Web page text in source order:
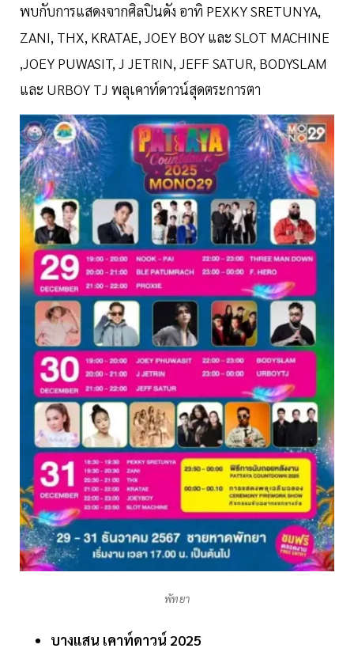
พบกับการแสดงจากศิลปินดัง อาทิ PEXKY SRETUNYA,
ZANI, THX, KRATAE, JOEY BOY และ​ SLOT​ MACHINE
,JOEY PUWASIT, J JETRIN, JEFF SATUR, BODYSLAM
และ​ URBOY TJ พลุเคาท์ดาวน์สุดตระการตา
พัทยา
บางแสน เคาท์ดาวน์ 2025